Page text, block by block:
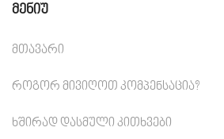
Მენიუ
Მთავარი
Როგორ Მივიღოთ Კომპენსაცია?
Ხშირად Დასმული Კითხვები